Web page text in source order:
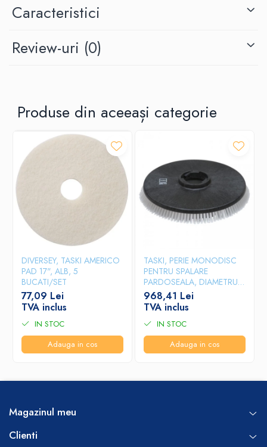
Caracteristici
Review-uri (0)
Produse din aceeași categorie
DIVERSEY, TASKI AMERICO
PAD 17", ALB, 5
BUCATI/SET
77,09 Lei
TVA inclus
IN STOC
Adauga in cos
TASKI, PERIE MONODISC
PENTRU SPALARE
PARDOSEALA, DIAMETRU
43 CM
968,41 Lei
TVA inclus
IN STOC
Adauga in cos
Magazinul meu
Clienti